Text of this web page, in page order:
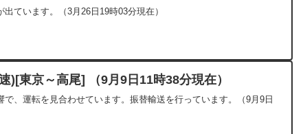
ています。（3月26日19時03分現在）
)[東京～高尾] （9月9日11時38分現在）
で、運転を見合わせています。振替輸送を行っています。（9月9日